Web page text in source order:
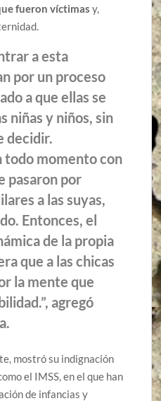
fueron víctimas y,
a esta
por un proceso
a que ellas se
niñas y niños, sin
decidir.
todo momento con
pasaron por
a las suyas,
Entonces, el
de la propia
que a las chicas
la mente que
agregó
mostró su indignación
el IMSS, en el que han
de infancias y